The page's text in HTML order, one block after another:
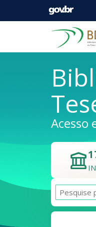
Pular para o conteúdo
Acesso